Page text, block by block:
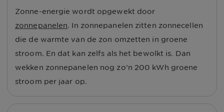
Zonne-energie wordt opgewekt door
zonnepanelen. In zonnepanelen zitten zonnecellen
die de warmte van de zon omzetten in groene
stroom. En dat kan zelfs als het bewolkt is. Dan
wekken zonnepanelen nog zo'n 200 kWh groene
stroom per jaar op.